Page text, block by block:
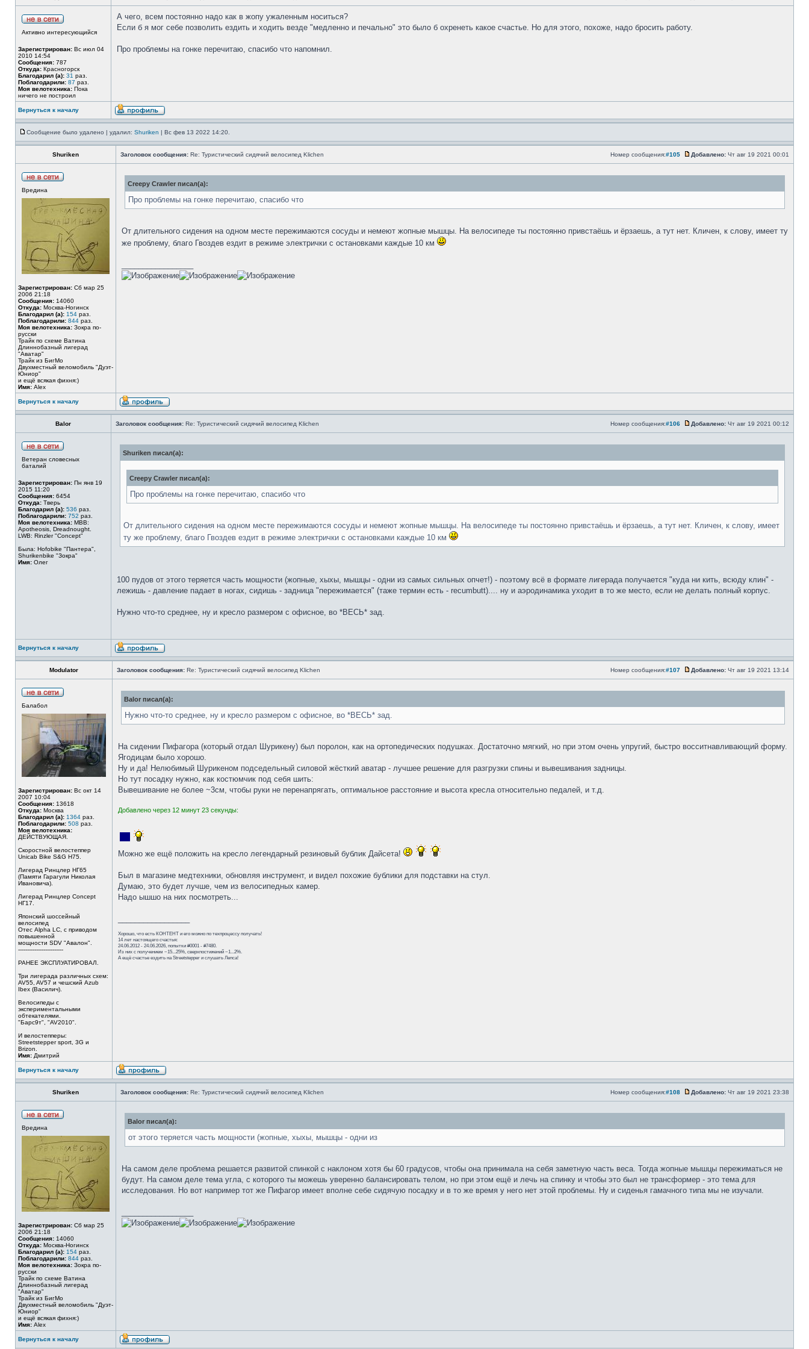
Активно интересующийся
Зарегистрирован: Вс июл 04
2010 14:54
Сообщения: 787
Откуда: Красногорск
Благодарил (а): 31 раз.
Поблагодарили: 87 раз.
Моя велотехника: Пока
ничего не построил
А чего, всем постоянно надо как в жопу ужаленным носиться?
Если б я мог себе позволить ездить и ходить везде "медленно и печально" это было б охренеть какое счастье. Но для этого, похоже, надо бросить работу.
Про проблемы на гонке перечитаю, спасибо что напомнил.
Вернуться к началу
Сообщение было удалено | удалил: Shuriken | Вс фев 13 2022 14:20.
Shuriken Заголовок сообщения: Re: Туристический сидячий велосипед Klichen Номер сообщения:#105 Добавлено: Чт авг 19 2021 00:01
Вредина
Зарегистрирован: Сб мар 25
2006 21:18
Сообщения: 14060
Откуда: Москва-Ногинск
Благодарил (а): 154 раз.
Поблагодарили: 844 раз.
Моя велотехника: Зокра по-
русски
Трайк по схеме Ватина
Длиннобазный лигерад
"Аватар"
Трайк из БигМо
Двухместный веломобиль "Дуэт-
Юниор"
и ещё всякая фихня:)
Имя: Alex
Creepy Crawler писал(а):
Про проблемы на гонке перечитаю, спасибо что
От длительного сидения на одном месте пережимаются сосуды и немеют жопные мышцы. На велосипеде ты постоянно привстаёшь и ёрзаешь, а тут нет. Кличен, к слову, имеет ту
же проблему, благо Гвоздев ездит в режиме электрички с остановками каждые 10 км
Вернуться к началу
Balor Заголовок сообщения: Re: Туристический сидячий велосипед Klichen Номер сообщения:#106 Добавлено: Чт авг 19 2021 00:12
Ветеран словесных
баталий
Зарегистрирован: Пн янв 19
2015 11:20
Сообщения: 6454
Откуда: Тверь
Благодарил (а): 536 раз.
Поблагодарили: 752 раз.
Моя велотехника: MBB:
Apotheosis, Dreadnought.
LWB: Rinzler "Concept"
Была: Hofobike "Пантера",
Shurikenbike "Зокра"
Имя: Олег
Shuriken писал(а):
Creepy Crawler писал(а):
Про проблемы на гонке перечитаю, спасибо что
От длительного сидения на одном месте пережимаются сосуды и немеют жопные мышцы. На велосипеде ты постоянно привстаёшь и ёрзаешь, а тут нет. Кличен, к слову, имеет
ту же проблему, благо Гвоздев ездит в режиме электрички с остановками каждые 10 км
100 пудов от этого теряется часть мощности (жопные, хыхы, мышцы - одни из самых сильных опчет!) - поэтому всё в формате лигерада получается "куда ни кить, всюду клин" -
лежишь - давление падает в ногах, сидишь - задница "пережимается" (таже термин есть - recumbutt).... ну и аэродинамика уходит в то же место, если не делать полный корпус.
Нужно что-то среднее, ну и кресло размером с офисное, во *ВЕСЬ* зад.
Вернуться к началу
Modulator Заголовок сообщения: Re: Туристический сидячий велосипед Klichen Номер сообщения:#107 Добавлено: Чт авг 19 2021 13:14
Балабол
Зарегистрирован: Вс окт 14
2007 10:04
Сообщения: 13618
Откуда: Москва
Благодарил (а): 1364 раз.
Поблагодарили: 508 раз.
Моя велотехника:
ДЕЙСТВУЮЩАЯ.
Скоростной велостеппер
Unicab Bike S&G Н75.
Лигерад Ринцлер НГ65
(Памяти Гарагули Николая
Ивановича).
Лигерад Ринцлер Concept
НГ17.
Японский шоссейный
велосипед
Отес Alpha LC, с приводом
повышенной
мощности SDV "Авалон".
-------------------------
РАНЕЕ ЭКСПЛУАТИРОВАЛ.
Три лигерада различных схем:
AV55, AV57 и чешский Azub
Ibex (Василич).
Велосипеды с
экспериментальными
обтекателями.
"Барс9т", "AV2010".
И велостепперы:
Streetstepper sport, 3G и
Brizon.
Имя: Дмитрий
Balor писал(а):
Нужно что-то среднее, ну и кресло размером с офисное, во *ВЕСЬ* зад.
На сидении Пифагора (который отдал Шурикену) был поролон, как на ортопедических подушках. Достаточно мягкий, но при этом очень упругий, быстро восситнавливающий форму.
Ягодицам было хорошо.
Ну и да! Нелюбимый Шурикеном подседельный силовой жёсткий аватар - лучшее решение для разгрузки спины и вывешивания задницы.
Но тут посадку нужно, как костюмчик под себя шить:
Вывешивание не более ~3см, чтобы руки не перенапрягать, оптимальное расстояние и высота кресла относительно педалей, и т.д.
Добавлено через 12 минут 23 секунды:
Можно же ещё положить на кресло легендарный резиновый бублик Дайсета!
Был в магазине медтехники, обновляя инструмент, и видел похожие бублики для подставки на стул.
Думаю, это будет лучше, чем из велосипедных камер.
Надо ышшо на них посмотреть...
Хорошо, что есть КОНТЕНТ и его можно по техпроцессу получать!
14 лет настоящего счастья:
24.06.2012 - 24.06.2026, попытки #0001 - #7480.
Из них с получением ~15...25%, сверхпостижений ~1...2%.
А ещё счастье ездить на Streetstepper и слушать Лепса!
Вернуться к началу
Shuriken Заголовок сообщения: Re: Туристический сидячий велосипед Klichen Номер сообщения:#108 Добавлено: Чт авг 19 2021 23:38
Вредина
Зарегистрирован: Сб мар 25
2006 21:18
Сообщения: 14060
Откуда: Москва-Ногинск
Благодарил (а): 154 раз.
Поблагодарили: 844 раз.
Моя велотехника: Зокра по-
русски
Трайк по схеме Ватина
Длиннобазный лигерад
"Аватар"
Трайк из БигМо
Двухместный веломобиль "Дуэт-
Юниор"
и ещё всякая фихня:)
Имя: Alex
Balor писал(а):
от этого теряется часть мощности (жопные, хыхы, мышцы - одни из
На самом деле проблема решается развитой спинкой с наклоном хотя бы 60 градусов, чтобы она принимала на себя заметную часть веса. Тогда жопные мышцы пережиматься не
будут. На самом деле тема угла, с которого ты можешь уверенно балансировать телом, но при этом ещё и лечь на спинку и чтобы это был не трансформер - это тема для
исследования. Но вот например тот же Пифагор имеет вполне себе сидячую посадку и в то же время у него нет этой проблемы. Ну и сиденья гамачного типа мы не изучали.
Вернуться к началу